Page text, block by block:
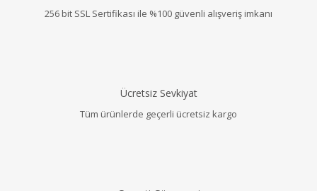
256 bit SSL Sertifikası ile %100 güvenli alışveriş imkanı
Ücretsiz Sevkiyat
Tüm ürünlerde geçerli ücretsiz kargo